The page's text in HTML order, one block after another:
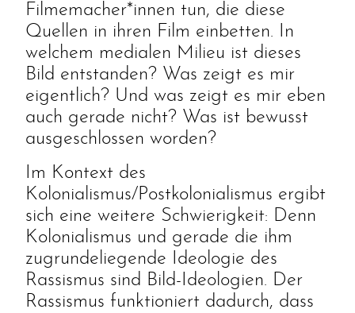
Filmemacher*innen tun, die diese
Quellen in ihren Film einbetten. In
welchem medialen Milieu ist dieses
Bild entstanden? Was zeigt es mir
eigentlich? Und was zeigt es mir eben
auch gerade nicht? Was ist bewusst
ausgeschlossen worden?
Im Kontext des
Kolonialismus/Postkolonialismus ergibt
sich eine weitere Schwierigkeit: Denn
Kolonialismus und gerade die ihm
zugrundeliegende Ideologie des
Rassismus sind Bild-Ideologien. Der
Rassismus funktioniert dadurch, dass